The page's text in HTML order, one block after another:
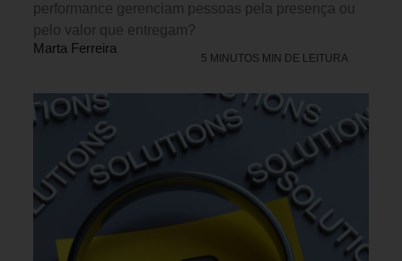
performance gerenciam pessoas pela presença ou
pelo valor que entregam?
Marta Ferreira
5 MINUTOS MIN DE LEITURA